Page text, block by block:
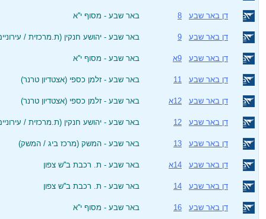
דן באר שבע 8 באר שבע - מסוף י''א
דן באר שבע 9 באר שבע - יהושע חנקין (ת.מרכזית /
דן באר שבע 9א באר שבע - מסוף י''א
דן באר שבע 11 באר שבע - זלמן כספי (אצטדיון טרנר)
דן באר שבע 12א באר שבע - זלמן כספי (אצטדיון טרנר)
דן באר שבע 12 באר שבע - יהושע חנקין (ת.מרכזית /
דן באר שבע 13 באר שבע - המשק (מרכז ביג / המשק)
דן באר שבע 14א באר שבע - ת. רכבת ב''ש צפון
דן באר שבע 14 באר שבע - ת. רכבת ב''ש צפון
דן באר שבע 16 באר שבע - מסוף י''א